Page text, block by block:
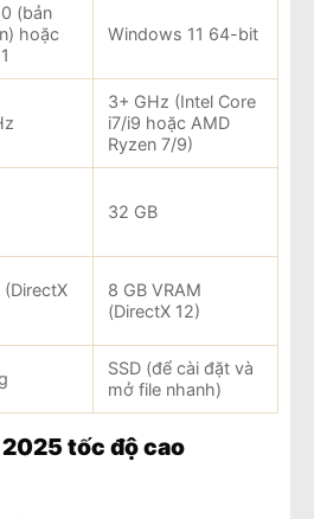
(bản
hoặc
Windows 11 64-bit
3+ GHz (Intel Core
i7/i9 hoặc AMD
Ryzen 7/9)
32 GB
(DirectX
8 GB VRAM
(DirectX 12)
SSD (để cài đặt và
mở file nhanh)
tốc độ cao